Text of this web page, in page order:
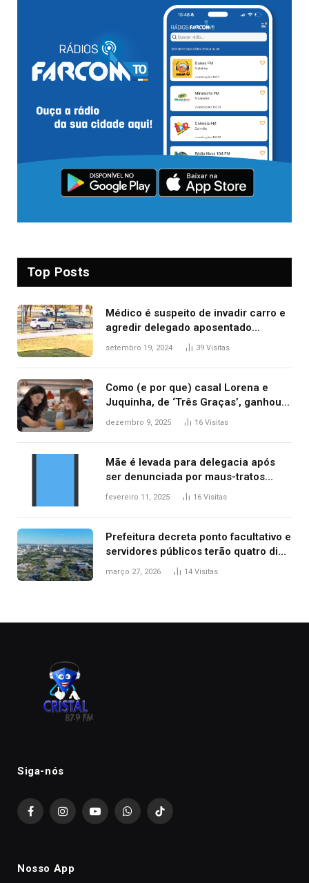
Top Posts
Médico é suspeito de invadir carro e
agredir delegado aposentado
durante confusão no trânsito
setembro 19, 2024 39 Visitas
Como (e por que) casal Lorena e
Juquinha, de ‘Três Graças’, ganhou
repercussão internacional
dezembro 9, 2025 16 Visitas
Mãe é levada para delegacia após
ser denunciada por maus-tratos
contra dois filhos, diz polícia
fevereiro 11, 2025 16 Visitas
Prefeitura decreta ponto facultativo e
servidores públicos terão quatro dias
de folga na Semana Santa
março 27, 2026 14 Visitas
Siga-nós
FacebookInstagramYouTubeWhatsAppTikTok
Nosso App